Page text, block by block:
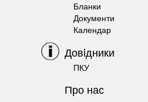
Бланки
Документи
Календар
Довiдники
ПКУ
Про нас